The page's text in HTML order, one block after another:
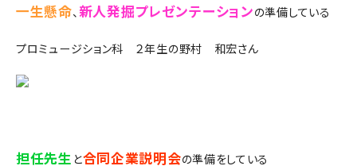
一生懸命、新人発掘プレゼンテーションの準備している
プロミュージション科 ２年生の野村 和宏さん
担任先生 と合同企業説明会の準備をしている